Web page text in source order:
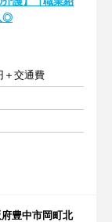
◎
＋交通費
豊中市岡町北